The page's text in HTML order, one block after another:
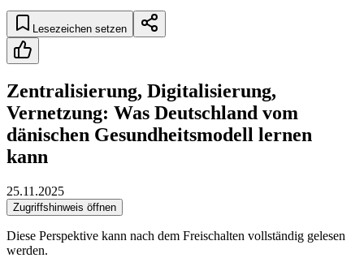
Lesezeichen setzen
Zentralisierung, Digitalisierung,
Vernetzung: Was Deutschland vom
dänischen Gesundheitsmodell lernen
kann
25.11.2025
Zugriffshinweis öffnen
Diese Perspektive kann nach dem Freischalten vollständig gelesen
werden.